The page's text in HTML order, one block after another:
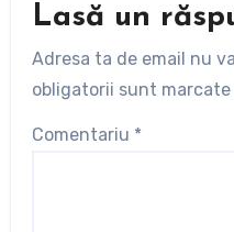
Lasă un
Adresa ta de email nu
obligatorii sunt marcate
Comentariu *